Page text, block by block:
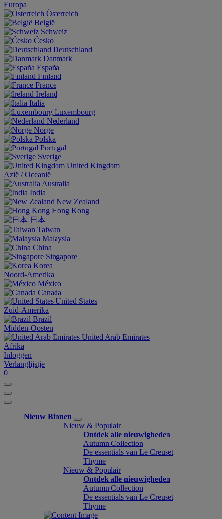
Europa
Österreich
België
Schweiz
Česko
Deutschland
Danmark
España
Finland
France
Ireland
Italia
Luxembourg
Nederland
Norge
Polska
Portugal
Sverige
United Kingdom
Aziё / Oceaniё
Australia
India
New Zealand
Hong Kong
日本
Taiwan
Malaysia
China
Singapore
Korea
Noord-Amerika
México
Canada
United States
Zuid-Amerika
Brazil
Midden-Oosten
United Arab Emirates
Afrika
Inloggen
Verlanglijstje
0
Nieuw Binnen
Nieuw & Populair
Ontdek alle nieuwigheden
Autumn Collection
De essentials van Le Creuset
Thyme
Nieuw & Populair
Ontdek alle nieuwigheden
Autumn Collection
De essentials van Le Creuset
Thyme